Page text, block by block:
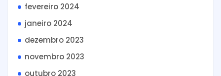
fevereiro 2024
janeiro 2024
dezembro 2023
novembro 2023
outubro 2023